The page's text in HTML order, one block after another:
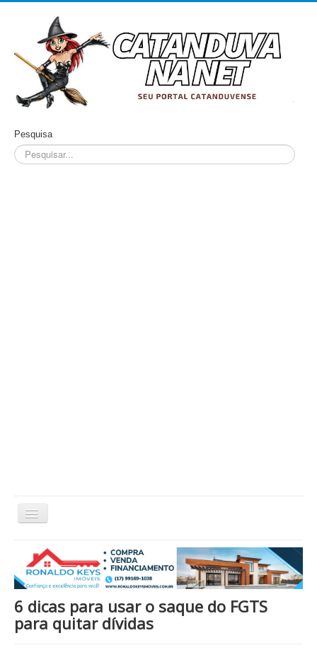
Pesquisa
Alternar
Home Cultura Economia Educação
Esportes Eventos Filmes em Cartaz Região
Política Saúde Tecnologia Cinema / Série / TV
Nacional / Mundo Vida / Estilo Artigo / Coluna
6 dicas para usar o saque do FGTS
para quitar dívidas